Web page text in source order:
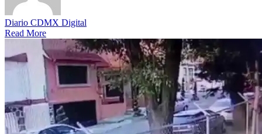
Diario CDMX Digital
Read More